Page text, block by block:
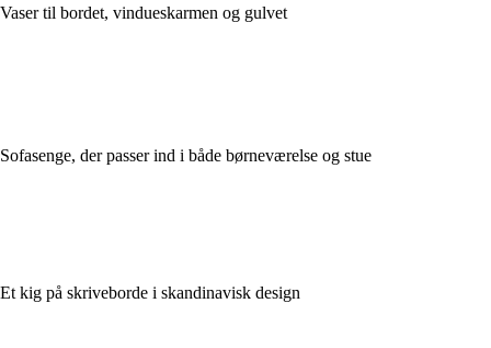
Vaser til bordet, vindueskarmen og gulvet
Sofasenge, der passer ind i både børneværelse og stue
Et kig på skriveborde i skandinavisk design